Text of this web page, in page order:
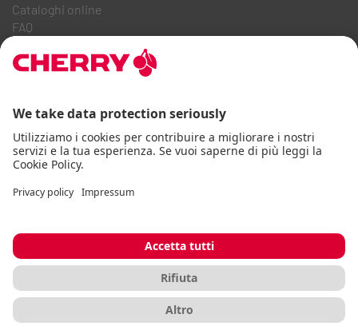
Cataloghi online
FAQ
Carriera
Codice di condotta aziendale
Dichiarazione di accessibilitàTermini e condizioniIstruzioni d'uso
Protezione dei datiImpronta
© CHERRY 2026